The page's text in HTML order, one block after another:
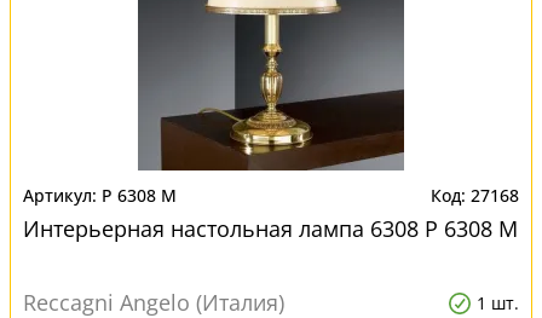
P 6308 M 27168
Интерьерная настольная лампа 6308 P 6308 M
Reccagni Angelo (Италия) 1 шт.